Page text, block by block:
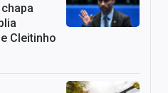
Cleitinho